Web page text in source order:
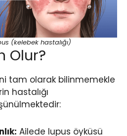
(kelebek hastalığı)
Olur?
tam olarak bilinmemekle
hastalığı
Ailede lupus öyküsü